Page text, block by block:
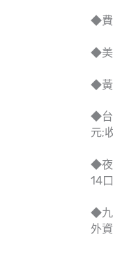
◆費
◆美
◆黃
◆台
元;
◆夜
14
◆九
外